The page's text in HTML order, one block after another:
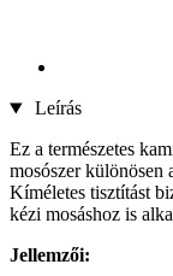
Leírás
Ez a természetes
mosószer különösen
Kíméletes tisztítást
kézi mosáshoz is
Jellemzői: